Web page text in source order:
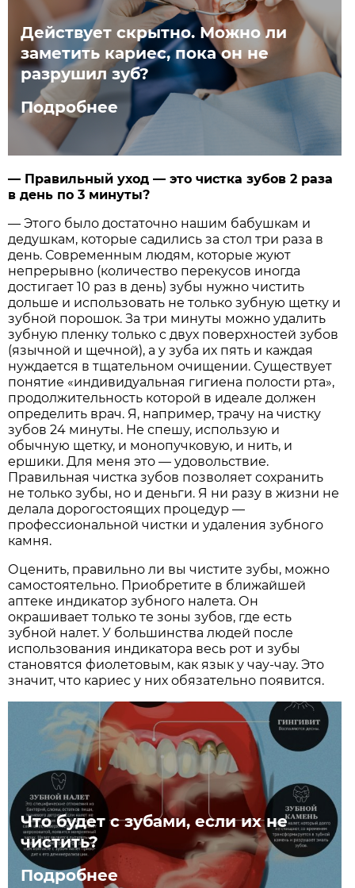
Действует скрытно. Можно ли
заметить кариес, пока он не
разрушил зуб?
Подробнее
— Правильный уход — это чистка зубов 2 раза
в день по 3 минуты?
— Этого было достаточно нашим бабушкам и
дедушкам, которые садились за стол три раза в
день. Современным людям, которые жуют
непрерывно (количество перекусов иногда
достигает 10 раз в день) зубы нужно чистить
дольше и использовать не только зубную щетку и
зубной порошок. За три минуты можно удалить
зубную пленку только с двух поверхностей зубов
(язычной и щечной), а у зуба их пять и каждая
нуждается в тщательном очищении. Существует
понятие «индивидуальная гигиена полости рта»,
продолжительность которой в идеале должен
определить врач. Я, например, трачу на чистку
зубов 24 минуты. Не спешу, использую и
обычную щетку, и монопучковую, и нить, и
ершики. Для меня это — удовольствие.
Правильная чистка зубов позволяет сохранить
не только зубы, но и деньги. Я ни разу в жизни не
делала дорогостоящих процедур —
профессиональной чистки и удаления зубного
камня.
Оценить, правильно ли вы чистите зубы, можно
самостоятельно. Приобретите в ближайшей
аптеке индикатор зубного налета. Он
окрашивает только те зоны зубов, где есть
зубной налет. У большинства людей после
использования индикатора весь рот и зубы
становятся фиолетовым, как язык у чау-чау. Это
значит, что кариес у них обязательно появится.
Что будет с зубами, если их не
чистить?
Подробнее